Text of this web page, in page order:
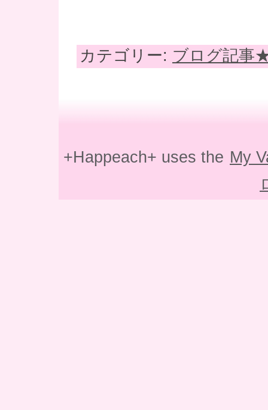
カテゴリー: ブログ記事
+Happeach+ uses the My